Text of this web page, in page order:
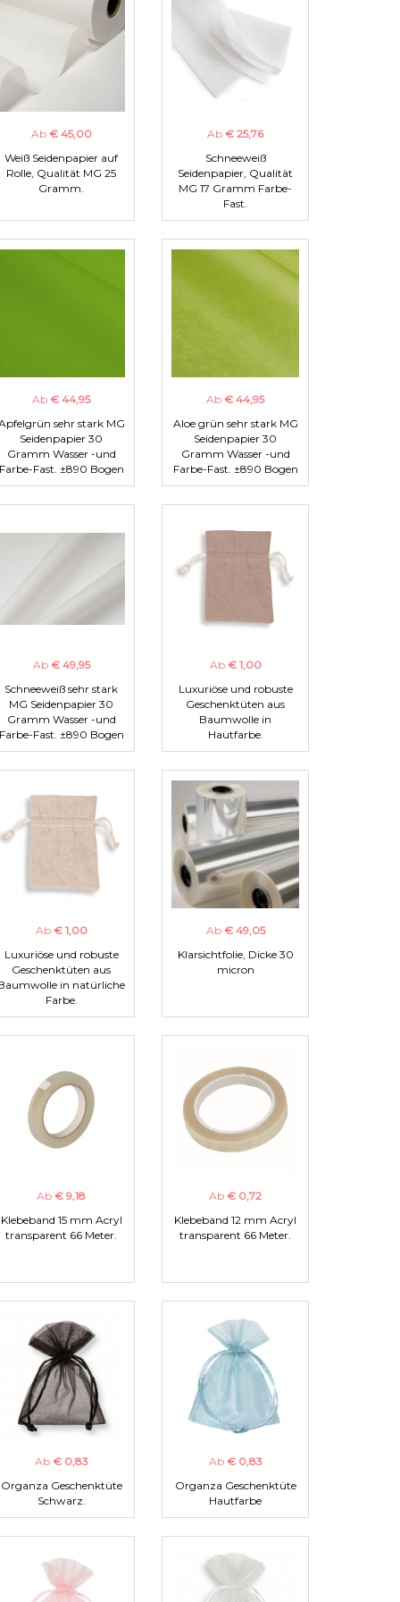
Ab € 45,00
Weiß Seidenpapier auf
Rolle, Qualität MG 25
Gramm.
Ab € 25,76
Schneeweiß
Seidenpapier, Qualität
MG 17 Gramm Farbe-
Fast.
Ab € 44,95
sehr stark MG
Seidenpapier 30
Gramm Wasser -und
Fast. ±890 Bogen
Ab € 44,95
Aloe grün sehr stark MG
Seidenpapier 30
Gramm Wasser -und
Farbe-Fast. ±890 Bogen
Ab € 49,95
Schneeweiß sehr stark
MG Seidenpapier 30
Gramm Wasser -und
Fast. ±890 Bogen
Ab € 1,00
Luxuriöse und robuste
Geschenktüten aus
Baumwolle in
Hautfarbe.
Ab € 1,00
Luxuriöse und robuste
Geschenktüten aus
in natürliche
Farbe.
Ab € 49,05
Klarsichtfolie, Dicke 30
micron
Ab € 9,18
Klebeband 15 mm Acryl
transparent 66 Meter.
Ab € 0,72
Klebeband 12 mm Acryl
transparent 66 Meter.
Ab € 0,83
Organza Geschenktüte
Schwarz.
Ab € 0,83
Organza Geschenktüte
Hautfarbe